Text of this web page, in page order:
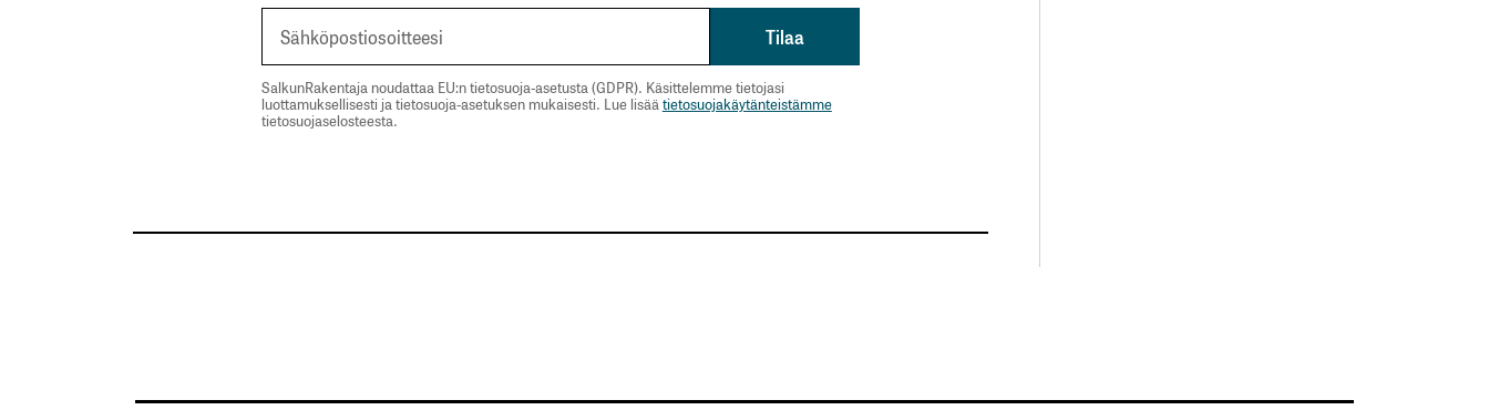
SalkunRakentaja noudattaa EU:n tietosuoja-asetusta (GDPR). Käsittelemme tietojasi
luottamuksellisesti ja tietosuoja-asetuksen mukaisesti. Lue lisää tietosuojakäytänteistämme
tietosuojaselosteesta.